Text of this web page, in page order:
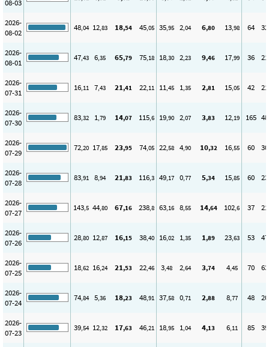
08-03
2026-
08-02
48,04 12,83 18,54 45,05 35,95 2,04 6,80 13,98 64 32
2026-
08-01
47,43 6,35 65,79 75,18 18,30 2,23 9,46 17,99 36 21
2026-
07-31
16,11 7,43 21,41 22,11 11,45 1,35 2,81 15,05 42 21
2026-
07-30
83,32 1,79 14,07 115,6 19,90 2,07 3,83 12,19 165 48
2026-
07-29
72,20 17,85 23,95 74,05 22,58 4,90 10,32 16,55 60 30
2026-
07-28
83,91 8,94 21,83 116,3 49,17 0,77 5,34 15,85 60 23
2026-
07-27
143,5 44,80 67,16 238,8 63,16 8,55 14,64 102,6 37 21
2026-
07-26
28,80 12,87 16,15 38,40 16,02 1,35 1,89 23,63 53 47
2026-
07-25
18,62 16,24 21,53 22,46 3,48 2,64 3,74 4,45 70 63
2026-
07-24
74,84 5,36 18,23 48,91 37,58 0,71 2,88 8,77 48 20
2026-
07-23
39,54 12,32 17,63 46,21 18,95 1,04 4,13 6,11 85 39